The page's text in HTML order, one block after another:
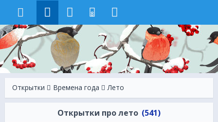
8
Открытки Времена года Лето
Открытки про лето (541)